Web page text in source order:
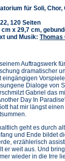
für Soli, Chor,
120 Seiten
cm x 29,7 cm,
und Musik: Thomas
seinem Auftragswerk
dramatischer
eingängigen
Dialoge von
Gabriel das
Day In
hat mir längst
geht es durch
und Ende bildet
erzählerisch
er weit aus. Und
wieder in die Irre